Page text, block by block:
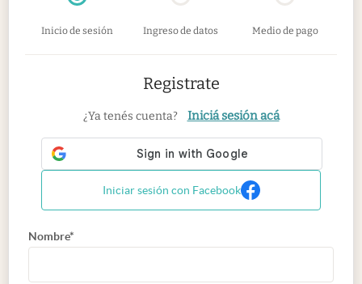
Inicio de sesión Ingreso de datos Medio de pago
Registrate
¿Ya tenés cuenta? Iniciá sesión acá
Iniciar sesión con Facebook
Nombre*